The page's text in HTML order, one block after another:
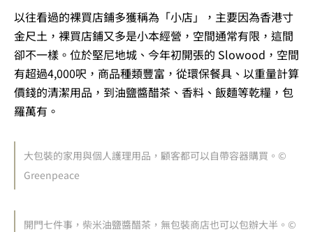
以往看過的裸買店鋪多獲稱為「小店」，主要因為香港寸
金尺土，裸買店鋪又多是小本經營，空間通常有限，這間
卻不一樣。位於堅尼地城、今年初開張的 Slowood，空間
有超過4,000呎，商品種類豐富，從環保餐具、以重量計算
價錢的清潔用品，到油鹽醬醋茶、香料、飯麵等乾糧，包
羅萬有。
大包裝的家用與個人護理用品，顧客都可以自帶容器購買。©
Greenpeace
開門七件事，柴米油鹽醬醋茶，無包裝商店也可以包辦大半。©